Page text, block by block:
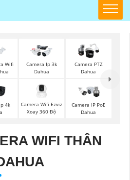
Wifi
Camera Ip 3k
Dahua
Camera PTZ
Dahua
4k
Camera Wifi Ezviz
Xoay 360 Độ
Camera IP PoE
Dahua
WIFI THÂN